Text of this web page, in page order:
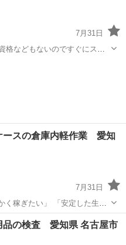
7月31日
格などもないのですぐにスタ
ースの倉庫内軽作業 愛知
7月31日
品の検査 愛知県 名古屋市